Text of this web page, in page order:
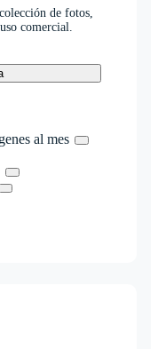
de fotos,
comercial.
al mes